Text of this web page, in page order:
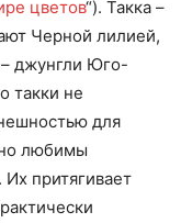
цветов“). Такка –
Черной лилией,
джунгли Юго-
такки не
для
любимы
притягивает